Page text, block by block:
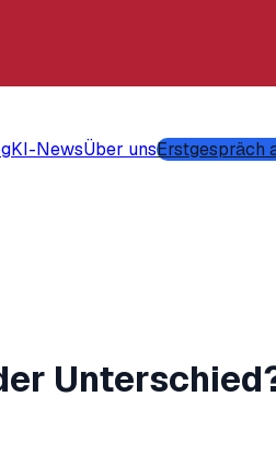
KI-NewsÜber unsErstgespräch